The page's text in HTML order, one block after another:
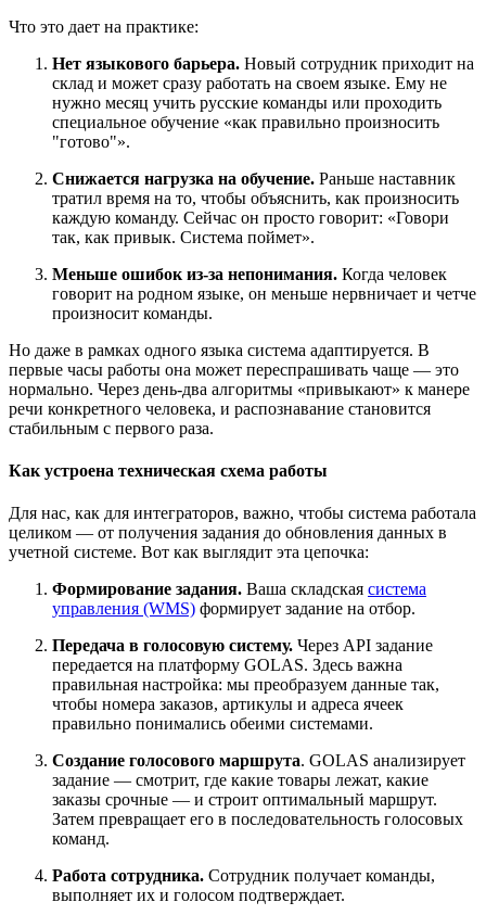
Что это дает на практике:
Нет языкового барьера. Новый сотрудник приходит на
склад и может сразу работать на своем языке. Ему не
нужно месяц учить русские команды или проходить
специальное обучение «как правильно произносить
"готово"».
Снижается нагрузка на обучение. Раньше наставник
тратил время на то, чтобы объяснить, как произносить
каждую команду. Сейчас он просто говорит: «Говори
так, как привык. Система поймет».
Меньше ошибок из-за непонимания. Когда человек
говорит на родном языке, он меньше нервничает и четче
произносит команды.
Но даже в рамках одного языка система адаптируется. В
первые часы работы она может переспрашивать чаще — это
нормально. Через день-два алгоритмы «привыкают» к манере
речи конкретного человека, и распознавание становится
стабильным с первого раза.
Как устроена техническая схема работы
Для нас, как для интеграторов, важно, чтобы система работала
целиком — от получения задания до обновления данных в
учетной системе. Вот как выглядит эта цепочка:
Формирование задания. Ваша складская система
управления (WMS) формирует задание на отбор.
Передача в голосовую систему. Через API задание
передается на платформу GOLAS. Здесь важна
правильная настройка: мы преобразуем данные так,
чтобы номера заказов, артикулы и адреса ячеек
правильно понимались обеими системами.
Создание голосового маршрута. GOLAS анализирует
задание — смотрит, где какие товары лежат, какие
заказы срочные — и строит оптимальный маршрут.
Затем превращает его в последовательность голосовых
команд.
Работа сотрудника. Сотрудник получает команды,
выполняет их и голосом подтверждает.